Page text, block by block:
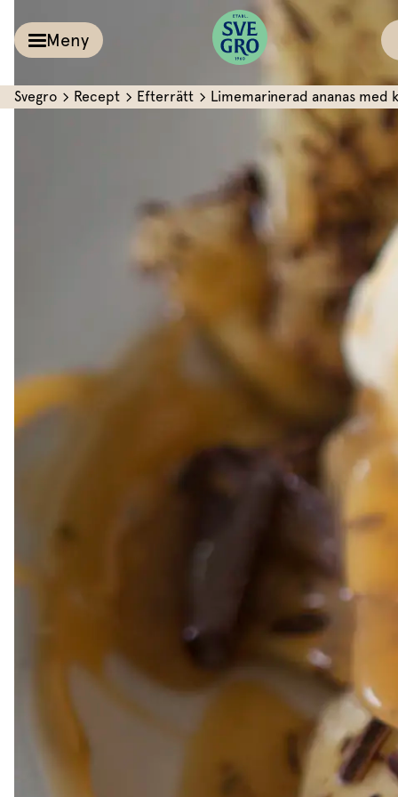
Meny
Vårt ansvar
Om oss
Kalla såser & Röror
Pesto
Röror
Kalla såser
Dressingar
Vinägrett
Örtolja
Svegro Recept Efterrätt Limemarinerad ananas med